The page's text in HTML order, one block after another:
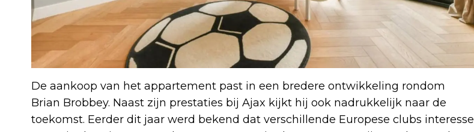
De aankoop van het appartement past in een bredere ontwikkeling rondom
Brian Brobbey. Naast zijn prestaties bij Ajax kijkt hij ook nadrukkelijk naar de
toekomst. Eerder dit jaar werd bekend dat verschillende Europese clubs interesse